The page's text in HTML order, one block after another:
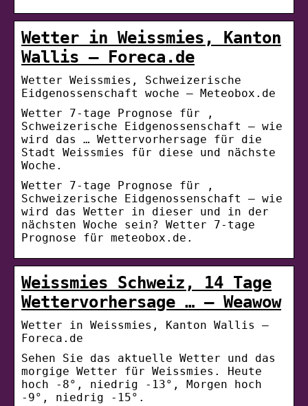
Wetter in Weissmies, Kanton
Wallis – Foreca.de
Wetter Weissmies, Schweizerische
Eidgenossenschaft woche – Meteobox.de
Wetter 7-tage Prognose für ,
Schweizerische Eidgenossenschaft – wie
wird das … Wettervorhersage für die
Stadt Weissmies für diese und nächste
Woche.
Wetter 7-tage Prognose für ,
Schweizerische Eidgenossenschaft – wie
wird das Wetter in dieser und in der
nächsten Woche sein? Wetter 7-tage
Prognose für meteobox.de.
Weissmies Schweiz, 14 Tage
Wettervorhersage … – Weawow
Wetter in Weissmies, Kanton Wallis –
Foreca.de
Sehen Sie das aktuelle Wetter und das
morgige Wetter für Weissmies. Heute
hoch -8°, niedrig -13°, Morgen hoch
-9°, niedrig -15°.